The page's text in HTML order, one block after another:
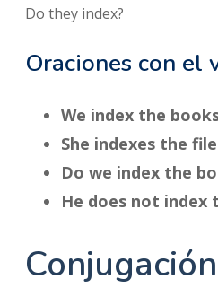
Do they index?
Oraciones con el
We index the
She indexes the
Do we index the
He does not